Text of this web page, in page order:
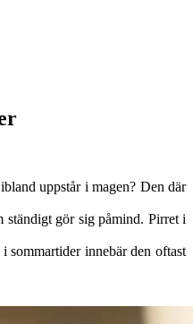
uppstår i magen? Den där
ständigt gör sig påmind. Pirret i
sommartider innebär den oftast